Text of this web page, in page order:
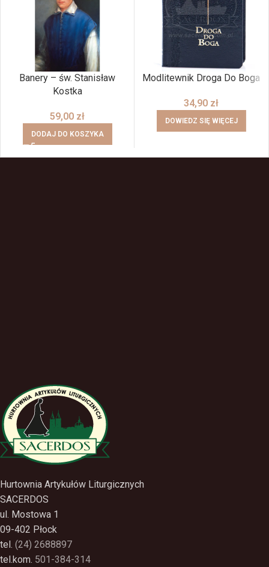
Banery – św. Stanisław
Kostka
59,00 zł
DODAJ DO KOSZYKA
Modlitewnik Droga Do Boga
34,90 zł
DOWIEDZ SIĘ WIĘCEJ
Hurtownia Artykułów Liturgicznych
SACERDOS
ul. Mostowa 1
09-402 Płock
tel. (24) 2688897
tel.kom. 501-384-314